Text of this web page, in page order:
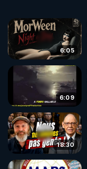
6:05
6:09
18:30